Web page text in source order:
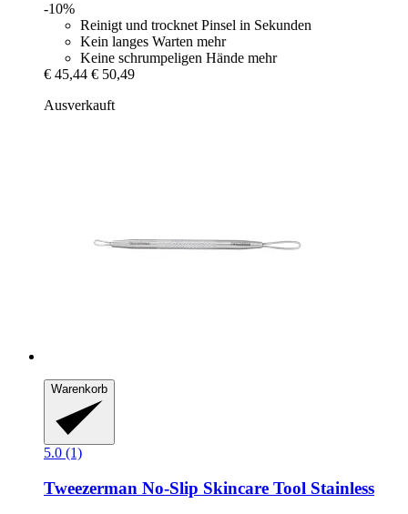
-10%
Reinigt und trocknet Pinsel in Sekunden
Kein langes Warten mehr
Keine schrumpeligen Hände mehr
€ 45,44 € 50,49
Ausverkauft
Warenkorb
5.0 (1)
Tweezerman No-​Slip Skincare Tool Stainless